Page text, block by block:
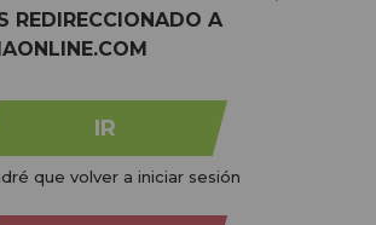
unidades
REDIRECCIONADO A
IR
que volver a iniciar sesión